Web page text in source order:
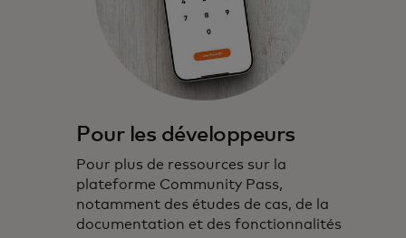
Pour les développeurs
Pour plus de ressources sur la
plateforme Community Pass,
notamment des études de cas, de la
documentation et des fonctionnalités